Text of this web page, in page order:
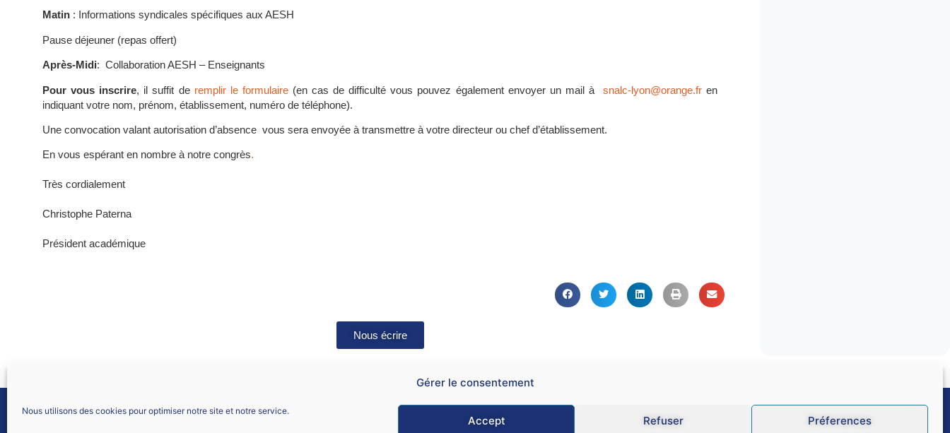
Gérer le consentement
Nous utilisons des cookies pour optimiser notre site et notre service.
Accept Refuser Préferences
Matin : Informations syndicales spécifiques aux AESH
Pause déjeuner (repas offert)
Après-Midi: Collaboration AESH – Enseignants
Pour vous inscrire, il suffit de remplir le formulaire(en cas de difficulté vous pouvez également envoyer un mail àsnalc-lyon@orange.fr en
indiquant votre nom, prénom, établissement, numéro de téléphone).
Une convocation valant autorisation d’absence vous sera envoyée à transmettre à votre directeur ou chef d’établissement.
En vous espérant en nombre à notre congrès.
Très cordialement
Christophe Paterna
Président académique
Nous écrire
SNALC LYON